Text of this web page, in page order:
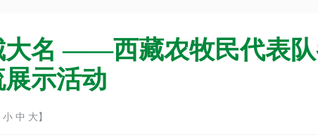
大名 ——西藏农牧民代表
示活动
小 中 大 】